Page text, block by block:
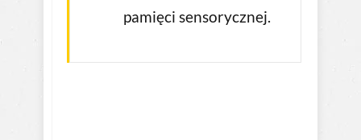
pamięci sensorycznej.